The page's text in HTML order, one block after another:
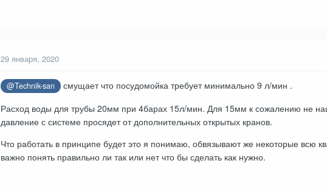
29 января, 2020
@Technik-san
смущает что посудомойка требует минимально 9 л/мин .
Расход воды для трубы 20мм при 4барах 15л/мин. Для 15мм к сожалению не
давление с системе просядет от дополнительных открытых кранов.
Что работать в принципе будет это я понимаю, обвязывают же некоторые всю
важно понять правильно ли так или нет что бы сделать как нужно.